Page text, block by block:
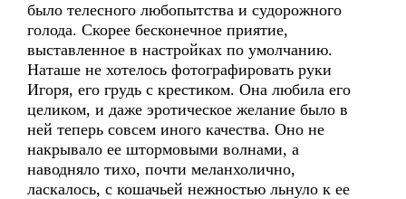
было телесного любопытства и судорожного
голода. Скорее бесконечное приятие,
выставленное в настройках по умолчанию.
Наташе не хотелось фотографировать руки
Игоря, его грудь с крестиком. Она любила его
целиком, и даже эротическое желание было в
ней теперь совсем иного качества. Оно не
накрывало ее штормовыми волнами, а
наводняло тихо, почти меланхолично,
ласкалось, с кошачьей нежностью льнуло к ее